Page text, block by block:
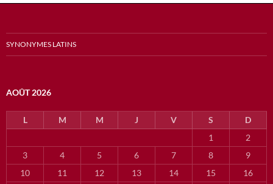
SYNONYMES LATINS
AOÛT 2026
L M M J V S
D
1
2
3
4 5 6 7 8
9
10
11 12 13 14 15 16